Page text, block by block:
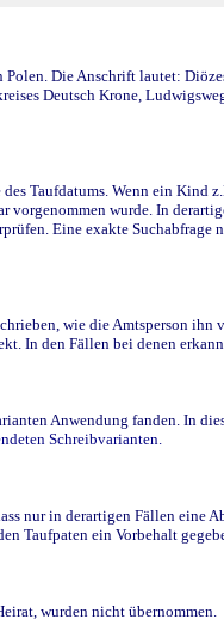
Die Anschrift lautet:
Deutsch Krone,
Taufdatums. Wenn ein
wurde. In
Eine exakte
wie die Amtsperson ihn
In den Fällen bei denen
Anwendung fanden. In
Schreibvarianten.
nur in derartigen Fällen
ein Vorbehalt
wurden nicht übernommen.